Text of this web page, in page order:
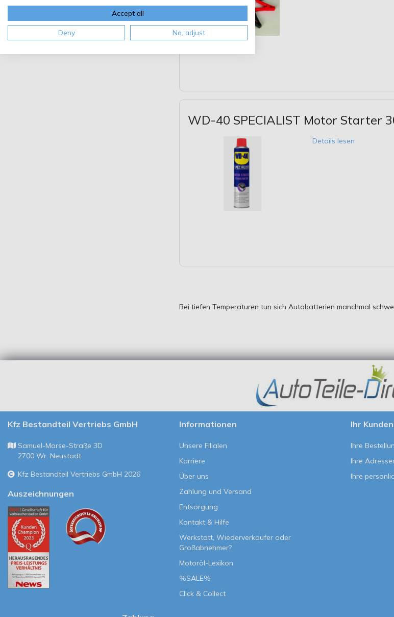
WD-40 SPECIALIST Motor Starter
Details lesen
Bei tiefen Temperaturen tun sich Autobatterien manchmal
Kfz Bestandteil Vertriebs GmbH
Samuel-Morse-Straße 3D
2700 Wr. Neustadt
Kfz Bestandteil Vertriebs GmbH 2026
Auszeichnungen
Informationen
Unsere Filialen
Karriere
Über uns
Zahlung und Versand
Entsorgung
Kontakt & Hilfe
Werkstatt, Wiederverkäufer oder
Großabnehmer?
Motoröl-Lexikon
%SALE%
Click & Collect
Ihr
Ihre
Ihre
Ihre
Accept all
Deny No, adjust